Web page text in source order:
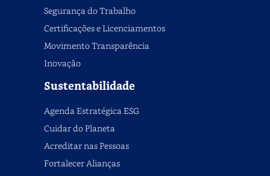
Segurança do Trabalho
Certificações e Licenciamentos
Movimento Transparência
Inovação
Sustentabilidade
Agenda Estratégica ESG
Cuidar do Planeta
Acreditar nas Pessoas
Fortalecer Alianças